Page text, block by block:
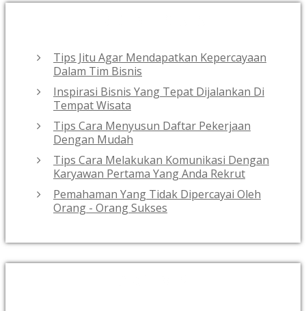
Tips Jitu Agar Mendapatkan Kepercayaan
Dalam Tim Bisnis
Inspirasi Bisnis Yang Tepat Dijalankan Di
Tempat Wisata
Tips Cara Menyusun Daftar Pekerjaan
Dengan Mudah
Tips Cara Melakukan Komunikasi Dengan
Karyawan Pertama Yang Anda Rekrut
Pemahaman Yang Tidak Dipercayai Oleh
Orang - Orang Sukses